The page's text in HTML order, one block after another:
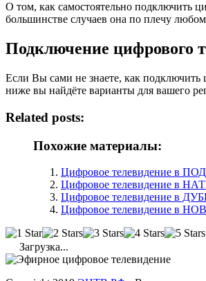
О том, как самостоятельно подключить
большинстве случаев она по плечу
Подключение цифрового
Если Вы сами не знаете, как
ниже вы найдёте варианты для вашего
Related posts:
Похожие материалы:
Цифровое телевидение в
Цифровое телевидение в
Цифровое телевидение в
Цифровое телевидение в
Загрузка...